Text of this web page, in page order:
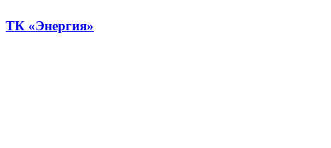
ТК «Энергия»